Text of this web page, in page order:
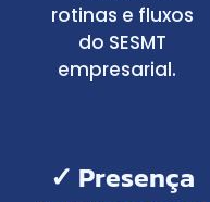
rotinas e fluxos
do SESMT
empresarial.
✓ Presença